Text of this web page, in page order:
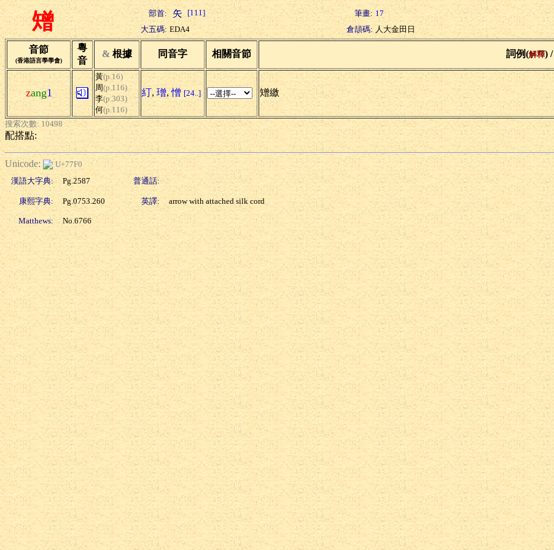
矰 部首: [111] 筆畫: 17
大五碼: EDA4 倉頡碼: 人大金田日
音節
(香港語言學學會)
粵
音
& 根據 同音字 相關音節 詞例(解釋) /
zang1
黃(p.16)
周(p.116)
李(p.303)
何(p.116)
糽, 璔,憎 [24..] 矰繳
搜索次數: 10498
配搭點:
Unicode:
U+77F0
漢語大字典:
Pg.2587 普通話:
康熙字典: Pg.0753.260 英譯: arrow with attached silk cord
Matthews: No.6766